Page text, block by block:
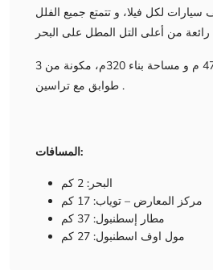
لكل فيلا، و تتمتع جميع الفلل
مساحة أرض الفيلا 475 م و مساحة بناء 320م، مكونة من 3
طوابق مع تراسين .
المسافات:
البحر: 2 كم
مركز المعارض – توياب: 17 كم
مطار إسطنبول: 37 كم
مول اوف اسطنبول: 27 كم